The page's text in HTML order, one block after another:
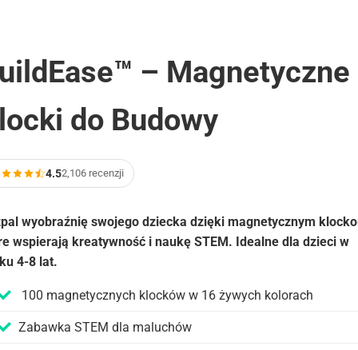
– Magnetyczne
do Budowy
4.52,106 recenzji
wyobraźnię swojego dziecka dzięki magnetycznym
wspierają kreatywność i naukę STEM. Idealne dla dzieci w
4-8 lat.
100 magnetycznych klocków w 16 żywych kolorach
Zabawka STEM dla maluchów